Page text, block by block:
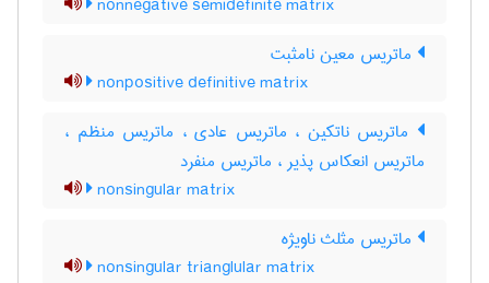
ماتریس معین نامثبت
nonpositive definitive matrix
ماتریس ناتکین ، ماتریس عادی ، ماتریس منظم ،
ماتریس انعکاس پذیر ، ماتریس منفرد
nonsingular matrix
ماتریس مثلث ناویژه
nonsingular trianglular matrix